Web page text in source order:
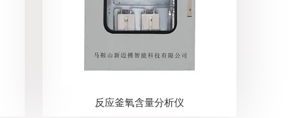
反应釜氧含量分析仪